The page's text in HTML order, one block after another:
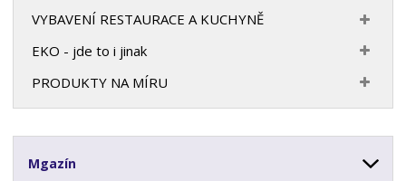
VYBAVENÍ RESTAURACE A KUCHYNĚ
EKO - jde to i jinak
PRODUKTY NA MÍRU
Mgazín